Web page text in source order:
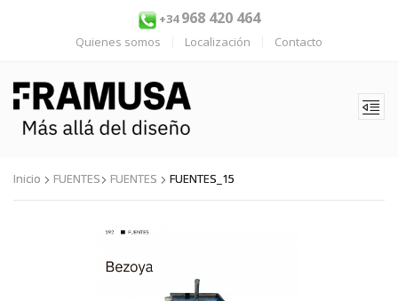
+34968 420 464
Quienes somos Localización Contacto
Inicio FUENTES FUENTES FUENTES_15